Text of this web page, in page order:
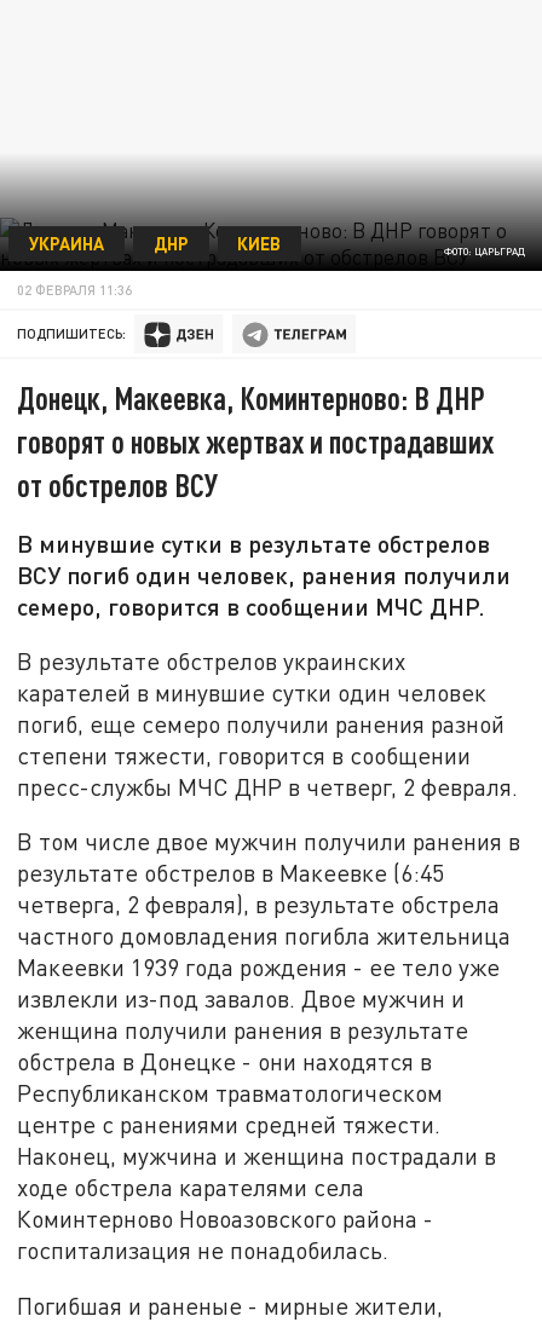
ФОТО: ЦАРЬГРАД
УКРАИНА ДНР КИЕВ
02 ФЕВРАЛЯ 11:36
ПОДПИШИТЕСЬ:
Донецк, Макеевка, Коминтерново: В ДНР
говорят о новых жертвах и пострадавших
от обстрелов ВСУ
В минувшие сутки в результате обстрелов
ВСУ погиб один человек, ранения получили
семеро, говорится в сообщении МЧС ДНР.
В результате обстрелов украинских
карателей в минувшие сутки один человек
погиб, еще семеро получили ранения разной
степени тяжести, говорится в сообщении
пресс-службы МЧС ДНР в четверг, 2 февраля.
В том числе двое мужчин получили ранения в
результате обстрелов в Макеевке (6:45
четверга, 2 февраля), в результате обстрела
частного домовладения погибла жительница
Макеевки 1939 года рождения - ее тело уже
извлекли из-под завалов. Двое мужчин и
женщина получили ранения в результате
обстрела в Донецке - они находятся в
Республиканском травматологическом
центре с ранениями средней тяжести.
Наконец, мужчина и женщина пострадали в
ходе обстрела карателями села
Коминтерново Новоазовского района -
госпитализация не понадобилась.
Погибшая и раненые - мирные жители,